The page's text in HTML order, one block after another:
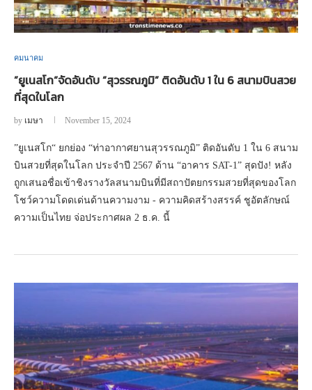
คมนาคม
”ยูเนสโก“จัดอันดับ “สุวรรณภูมิ” ติดอันดับ 1 ใน 6 สนามบินสวย
ที่สุดในโลก
by เมษา November 15, 2024
”ยูเนสโก“ ยกย่อง “ท่าอากาศยานสุวรรณภูมิ” ติดอันดับ 1 ใน 6 สนาม
บินสวยที่สุดในโลก ประจำปี 2567 ด้าน “อาคาร SAT-1” สุดปัง! หลัง
ถูกเสนอชื่อเข้าชิงรางวัลสนามบินที่มีสถาปัตยกรรมสวยที่สุดของโลก
โชว์ความโดดเด่นด้านความงาม - ความคิดสร้างสรรค์ ชูอัตลักษณ์
ความเป็นไทย จ่อประกาศผล 2 ธ.ค. นี้